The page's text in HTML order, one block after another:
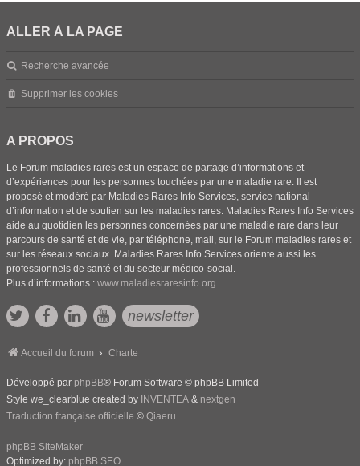
ALLER À LA PAGE
Recherche avancée
Supprimer les cookies
A PROPOS
Le Forum maladies rares est un espace de partage d’informations et
d’expériences pour les personnes touchées par une maladie rare. Il est
proposé et modéré par Maladies Rares Info Services, service national
d’information et de soutien sur les maladies rares. Maladies Rares Info Services
aide au quotidien les personnes concernées par une maladie rare dans leur
parcours de santé et de vie, par téléphone, mail, sur le Forum maladies rares et
sur les réseaux sociaux. Maladies Rares Info Services oriente aussi les
professionnels de santé et du secteur médico-social.
Plus d’informations : www.maladiesraresinfo.org
newsletter
Accueil du forum Charte
Développé par phpBB® Forum Software © phpBB Limited
Style we_clearblue created by INVENTEA & nextgen
Traduction française officielle © Qiaeru
phpBB SiteMaker
Optimized by: phpBB SEO